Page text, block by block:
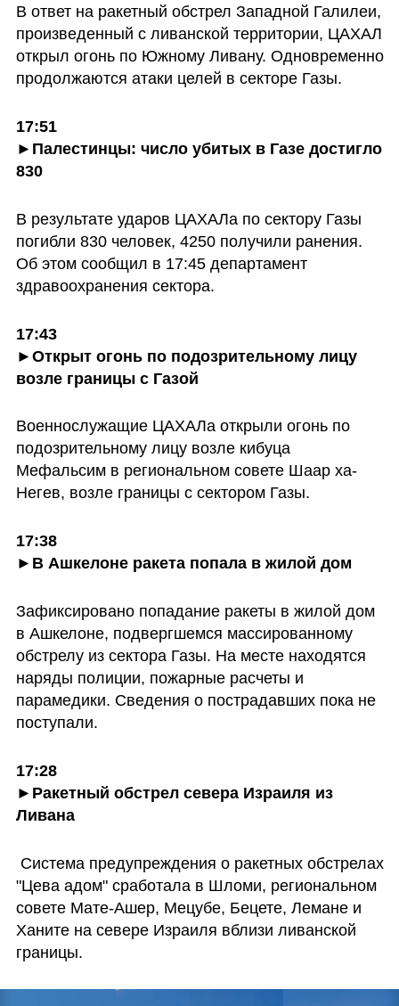
В ответ на ракетный обстрел Западной Галилеи,
произведенный с ливанской территории, ЦАХАЛ
открыл огонь по Южному Ливану. Одновременно
продолжаются атаки целей в секторе Газы.
17:51
►Палестинцы: число убитых в Газе достигло
830
В результате ударов ЦАХАЛа по сектору Газы
погибли 830 человек, 4250 получили ранения.
Об этом сообщил в 17:45 департамент
здравоохранения сектора.
17:43
►Открыт огонь по подозрительному лицу
возле границы с Газой
Военнослужащие ЦАХАЛа открыли огонь по
подозрительному лицу возле кибуца
Мефальсим в региональном совете Шаар ха-
Негев, возле границы с сектором Газы.
17:38
►В Ашкелоне ракета попала в жилой дом
Зафиксировано попадание ракеты в жилой дом
в Ашкелоне, подвергшемся массированному
обстрелу из сектора Газы. На месте находятся
наряды полиции, пожарные расчеты и
парамедики. Сведения о пострадавших пока не
поступали.
17:28
►Ракетный обстрел севера Израиля из
Ливана
Система предупреждения о ракетных обстрелах
"Цева адом" сработала в Шломи, региональном
совете Мате-Ашер, Мецубе, Бецете, Лемане и
Ханите на севере Израиля вблизи ливанской
границы.